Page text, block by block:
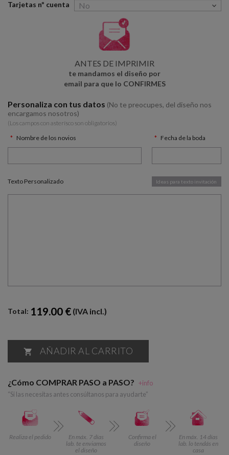
Tarjetas nº cuenta
ANTES DE IMPRIMIR
te mandamos el diseño por
email para que lo CONFIRMES
Personaliza con tus datos (No te preocupes, del diseño nos
encargamos nosotros)
(Los campos con asterísco son obligatorios)
Nombre de los novios
Fecha de la boda
Texto Personalizado Ideas para texto invitación
Total: 119.00 € (IVA incl.)
 AÑADIR AL CARRITO
¿Cómo COMPRAR PASO a PASO? +info
“Si las necesitas antes consúltanos para ayudarte”
Realiza el pedido
En máx. 7 días
lab. te enviamos
el diseño
Confirma el
diseño
En máx. 14 días
lab. lo tendás en
casa